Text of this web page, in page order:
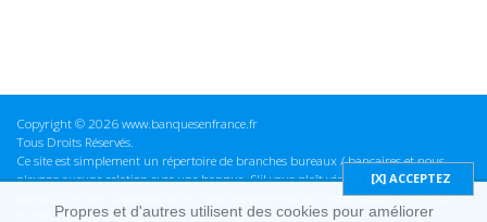
Copyright © 2026 www.banquesenfrance.fr
Tous Droits Réservés.
Ce site est simplement un répertoire de branches bureaux / bancaires et nous
n'avons aucune relation avec une banque. S'il vous plaît vérifier ces informations
avant d'effectuer toute opération, nous ne sommes pas responsables des erreurs
ou des omissions dans les informations que nous fournissons.
Propres et d'autres utilisent des cookies pour améliorer